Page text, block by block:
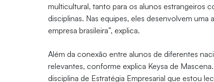
multicultural, tanto para os alunos estrangeiros
disciplinas. Nas equipes, eles desenvolvem
empresa brasileira”, explica.
Além da conexão entre alunos de diferentes
relevantes, conforme explica Keysa de
disciplina de Estratégia Empresarial que estou